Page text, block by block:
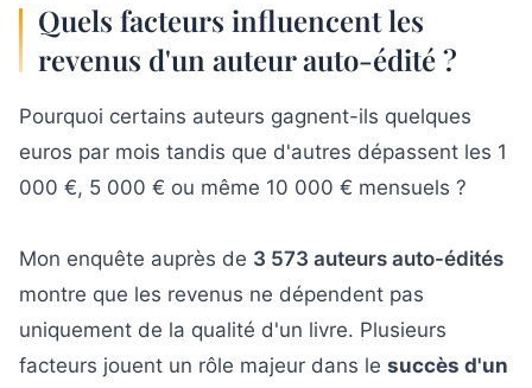
Quels facteurs influencent les
revenus d'un auteur auto-édité ?
Pourquoi certains auteurs gagnent-ils quelques
euros par mois tandis que d'autres dépassent les 1
000 €, 5 000 € ou même 10 000 € mensuels ?
Mon enquête auprès de 3 573 auteurs auto-édités
montre que les revenus ne dépendent pas
uniquement de la qualité d'un livre. Plusieurs
facteurs jouent un rôle majeur dans le succès d'un